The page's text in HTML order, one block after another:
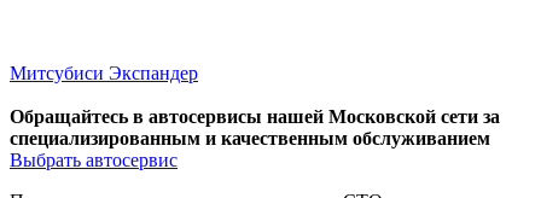
Митсубиси Экспандер
Обращайтесь в автосервисы нашей Московской сети за
специализированным и качественным обслуживанием
Выбрать автосервис